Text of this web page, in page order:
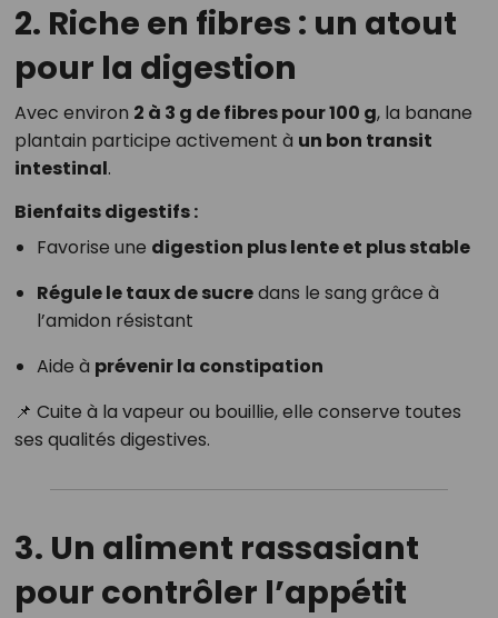
2. Riche en fibres : un atout
pour la digestion
Avec environ 2 à 3 g de fibres pour 100 g, la banane
plantain participe activement à un bon transit
intestinal.
Bienfaits digestifs :
Favorise une digestion plus lente et plus stable
Régule le taux de sucredans le sang grâce à
l’amidon résistant
Aide à prévenir la constipation
📌 Cuite à la vapeur ou bouillie, elle conserve toutes
ses qualités digestives.
3. Un aliment rassasiant
pour contrôler l’appétit